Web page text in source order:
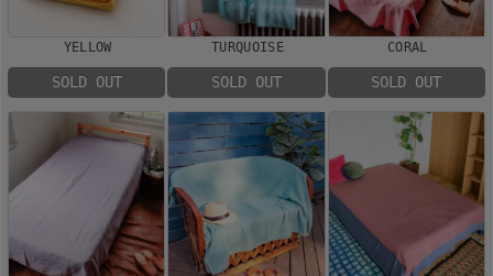
YELLOW
SOLD OUT
TURQUOISE
SOLD OUT
CORAL
SOLD OUT